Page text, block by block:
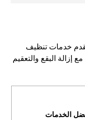
خدمات تنظيف
إزالة البقع والتعقيم
الخدمات